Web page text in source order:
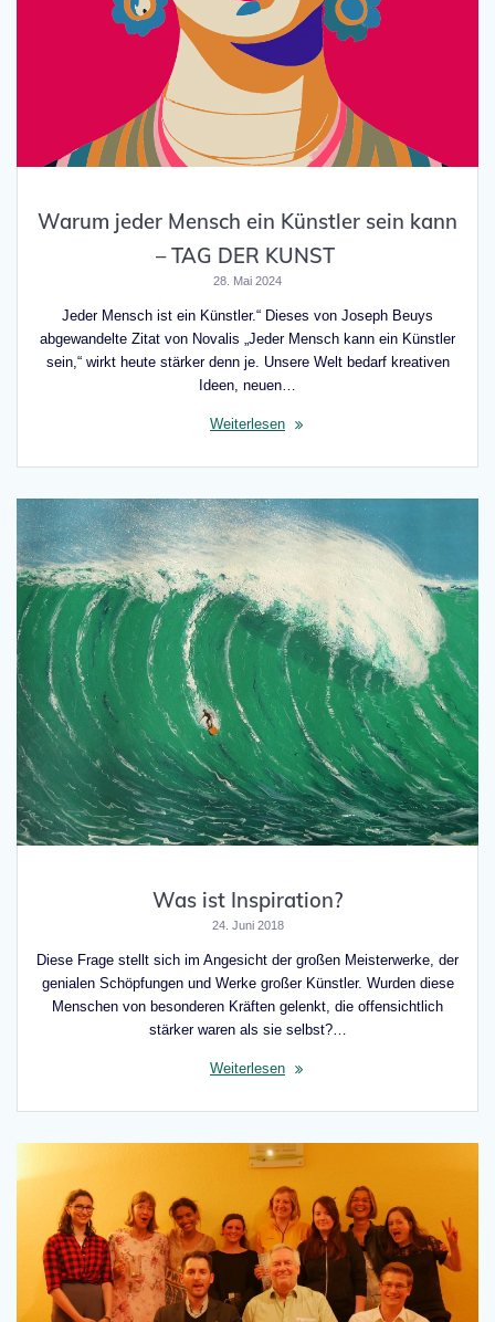
Warum jeder Mensch ein Künstler sein kann
– TAG DER KUNST
28. Mai 2024
Jeder Mensch ist ein Künstler.“ Dieses von Joseph Beuys
abgewandelte Zitat von Novalis „Jeder Mensch kann ein Künstler
sein,“ wirkt heute stärker denn je. Unsere Welt bedarf kreativen
Ideen, neuen…
Weiterlesen
Was ist Inspiration?
24. Juni 2018
Diese Frage stellt sich im Angesicht der großen Meisterwerke, der
genialen Schöpfungen und Werke großer Künstler. Wurden diese
Menschen von besonderen Kräften gelenkt, die offensichtlich
stärker waren als sie selbst?…
Weiterlesen